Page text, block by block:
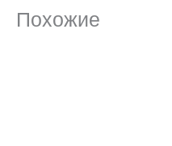
Похожие